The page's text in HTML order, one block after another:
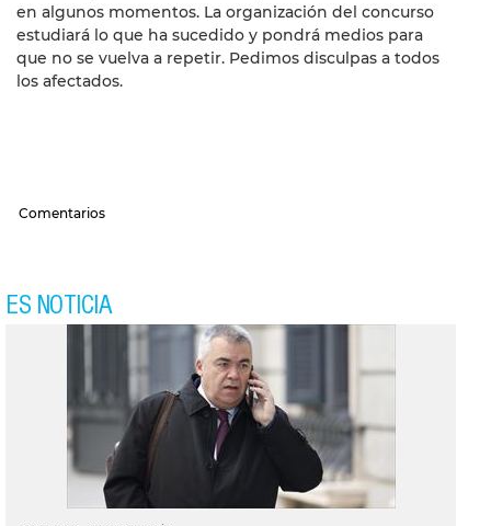
en algunos momentos. La organización del concurso
estudiará lo que ha sucedido y pondrá medios para
que no se vuelva a repetir. Pedimos disculpas a todos
los afectados.
Comentarios
ES NOTICIA